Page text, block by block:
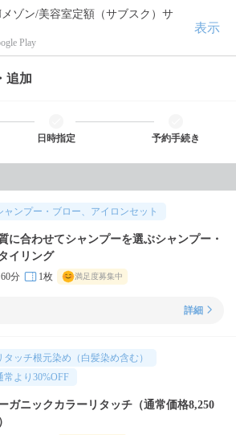
ゾン/美容室定額（サブスク）サ
Play
表示
追加
日時指定 予約手続き
ャンプー・ブロー、アイロンセット
に合わせてシャンプーを選ぶシャンプー・
イリング
60分 1枚 満足度募集中
詳細
タッチ根元染め（白髪染め含む）
常より 30%OFF
ガニックカラーリタッチ（通常価格8,250